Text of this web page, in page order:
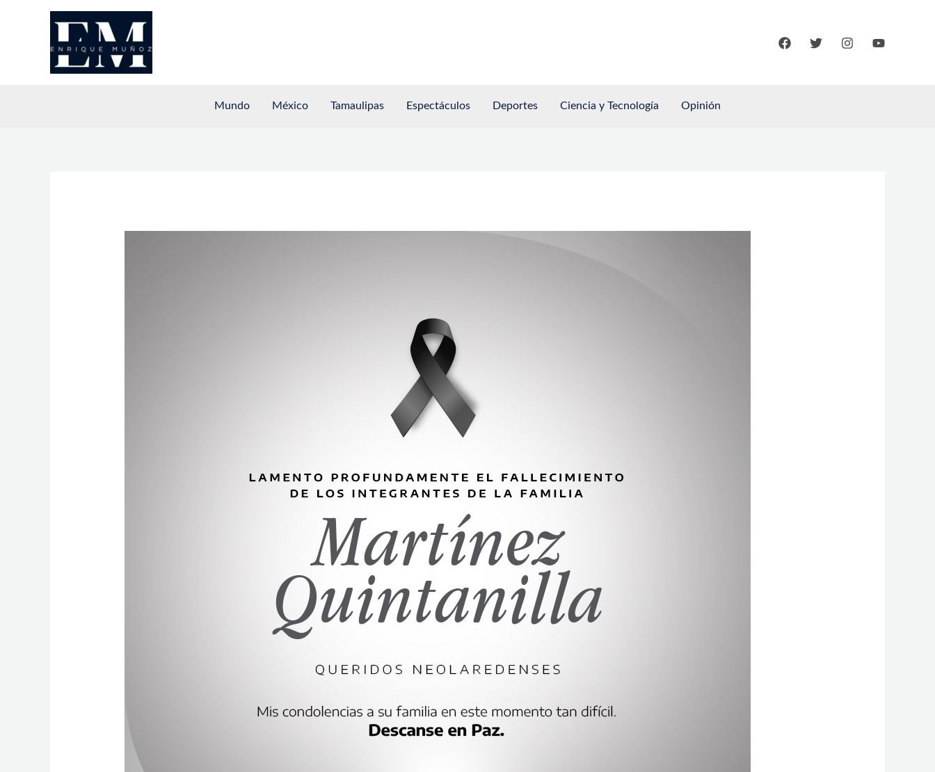
Mundo México Tamaulipas Espectáculos Deportes Ciencia y Tecnología Opinión